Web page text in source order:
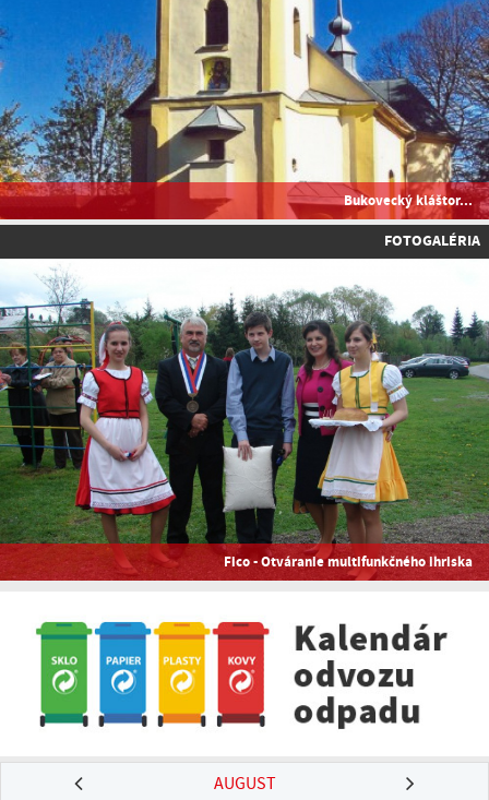
Bukovecký kláštor...
FOTOGALÉRIA
Fico - Otváranie multifunkčného ihriska
AUGUST